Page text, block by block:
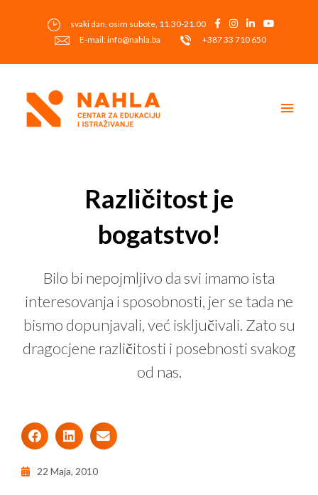
svaki dan, osim subote, 11.30-21.00
E-mail: info@nahla.ba
+387 33 710 650
Različitost je
bogatstvo!
Bilo bi nepojmljivo da svi imamo ista
interesovanja i sposobnosti, jer se tada ne
bismo dopunjavali, već isključivali. Zato su
dragocjene različitosti i posebnosti svakog
od nas.
22 Maja, 2010